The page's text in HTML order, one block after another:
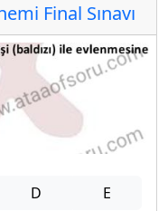
Final Sınavı
D E